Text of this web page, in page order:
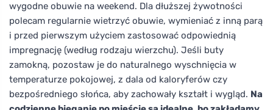
wygodne obuwie na weekend. Dla dłuższej żywotności
polecam regularnie wietrzyć obuwie, wymieniać z inną parą
i przed pierwszym użyciem zastosować odpowiednią
impregnację (według rodzaju wierzchu). Jeśli buty
zamokną, pozostaw je do naturalnego wyschnięcia w
temperaturze pokojowej, z dala od kaloryferów czy
bezpośredniego słońca, aby zachowały kształt i wygląd. Na